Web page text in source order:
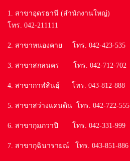
1. สาขาอุดรธานี (สำนักงานใหญ่)
โทร. 042-211111
2. สาขาหนองคาย โทร. 042-423-535
3. สาขาสกลนคร โทร. 042-712-702
4. สาขากาฬสินธุ์ โทร. 043-812-888
5. สาขาสว่างแดนดิน โทร. 042-722-555
6. สาขากุมภวาปี โทร. 042-331-999
7. สาขากุฉินารายณ์ โทร. 043-851-886